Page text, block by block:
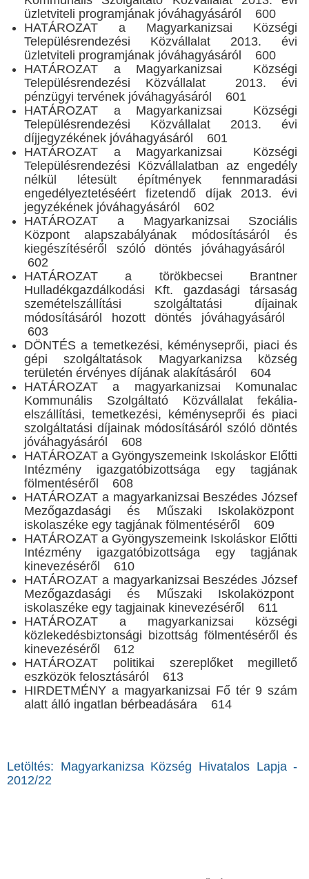
üzletviteli programjának jóváhagyásáról 600
HATÁROZAT a Magyarkanizsai Községi
Településrendezési Közvállalat 2013. évi
üzletviteli programjának jóváhagyásáról 600
HATÁROZAT a Magyarkanizsai Községi
Településrendezési Közvállalat 2013. évi
pénzügyi tervének jóváhagyásáról 601
HATÁROZAT a Magyarkanizsai Községi
Településrendezési Közvállalat 2013. évi
díjjegyzékének jóváhagyásáról 601
HATÁROZAT a Magyarkanizsai Községi
Településrendezési Közvállalatban az engedély
nélkül létesült építmények fennmaradási
engedélyeztetéséért fizetendő díjak 2013. évi
jegyzékének jóváhagyásáról 602
HATÁROZAT a Magyarkanizsai Szociális
Központ alapszabályának módosításáról és
kiegészítéséről szóló döntés jóváhagyásáról
602
HATÁROZAT a törökbecsei Brantner
Hulladékgazdálkodási Kft. gazdasági társaság
szemételszállítási szolgáltatási díjainak
módosításáról hozott döntés jóváhagyásáról
603
DÖNTÉS a temetkezési, kéményseprői, piaci és
gépi szolgáltatások Magyarkanizsa község
területén érvényes díjának alakításáról 604
HATÁROZAT a magyarkanizsai Komunalac
Kommunális Szolgáltató Közvállalat fekália-
elszállítási, temetkezési, kéményseprői és piaci
szolgáltatási díjainak módosításáról szóló döntés
jóváhagyásáról 608
HATÁROZAT a Gyöngyszemeink Iskoláskor Előtti
Intézmény igazgatóbizottsága egy tagjának
fölmentéséről 608
HATÁROZAT a magyarkanizsai Beszédes József
Mezőgazdasági és Műszaki Iskolaközpont
iskolaszéke egy tagjának fölmentéséről 609
HATÁROZAT a Gyöngyszemeink Iskoláskor Előtti
Intézmény igazgatóbizottsága egy tagjának
kinevezéséről 610
HATÁROZAT a magyarkanizsai Beszédes József
Mezőgazdasági és Műszaki Iskolaközpont
iskolaszéke egy tagjainak kinevezéséről 611
HATÁROZAT a magyarkanizsai községi
közlekedésbiztonsági bizottság fölmentéséről és
kinevezéséről 612
HATÁROZAT politikai szereplőket megillető
eszközök felosztásáról 613
HIRDETMÉNY a magyarkanizsai Fő tér 9 szám
alatt álló ingatlan bérbeadására 614
Letöltés: Magyarkanizsa Község Hivatalos Lapja -
2012/22